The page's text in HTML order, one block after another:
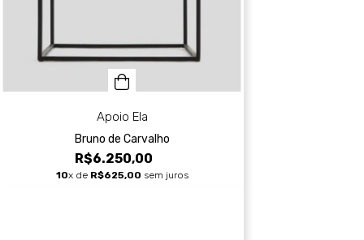
Apoio Ela
Bruno de Carvalho
R$6.250,00
10x de R$625,00 sem juros